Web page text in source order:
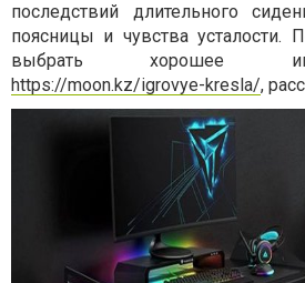
последствий длительного
поясницы и чувства усталости.
выбрать хорошее
https://moon.kz/igrovye-kresla/,